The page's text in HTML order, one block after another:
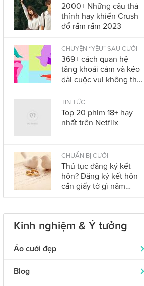
2000+ Những câu thả
thính hay khiến Crush
đổ rầm rầm 2023
CHUYỆN “YÊU” SAU CƯỚI
369+ cách quan hệ
tăng khoái cảm và kéo
dài cuộc vui không thể
2023
TIN TỨC
Top 20 phim 18+ hay
nhất trên Netflix
CHUẨN BỊ CƯỚI
Thủ tục đăng ký kết
hôn? Đăng ký kết hôn
cần giấy tờ gì năm
2023?
Kinh nghiệm & Ý tưởng
Áo cưới đẹp
Áo dài cưới
319
Blog